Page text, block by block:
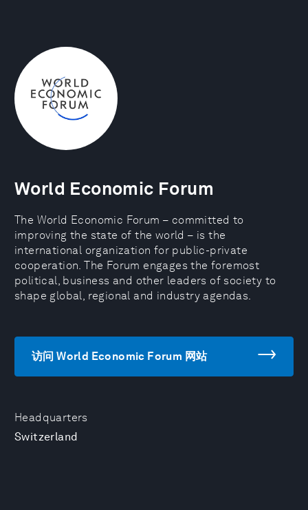
Headquarters
Switzerland
World Economic Forum
The World Economic Forum – committed to
improving the state of the world – is the
international organization for public-private
cooperation. The Forum engages the foremost
political, business and other leaders of society to
shape global, regional and industry agendas.
访问 World Economic Forum 网站